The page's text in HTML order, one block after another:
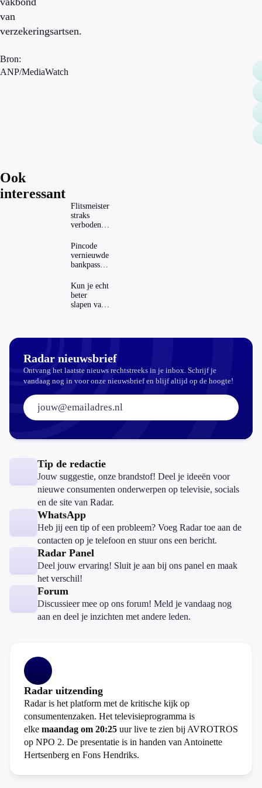
van
verzekeringsartsen.
Bron:
ANP/MediaWatch
Ook
interessant
Flitsmeister
straks
verboden?
regels in
Nederland
en het
buitenland
Pincode
vernieuwde
bankpassen
ING-app:
is dat wel
veilig?
Kun je echt
beter
slapen van
Radar nieuwsbrief
Ontvang het laatste nieuws rechtstreeks in je inbox. Schrijf je
vandaag nog in voor onze nieuwsbrief en blijf altijd op de hoogte!
E-mailadres:
Tip de redactie
Jouw suggestie, onze brandstof! Deel je ideeën voor
nieuwe consumenten onderwerpen op televisie, socials
en de site van Radar.
WhatsApp
Heb jij een tip of een probleem? Voeg Radar toe aan de
contacten op je telefoon en stuur ons een bericht.
Radar Panel
Deel jouw ervaring! Sluit je aan bij ons panel en maak
het verschil!
Forum
Discussieer mee op ons forum! Meld je vandaag nog
aan en deel je inzichten met andere leden.
Radar uitzending
Radar is het platform met de kritische kijk op
consumentenzaken. Het televisieprogramma is
elke maandag om 20:25 uur live te zien bij AVROTROS
op NPO 2. De presentatie is in handen van Antoinette
Hertsenberg en Fons Hendriks.